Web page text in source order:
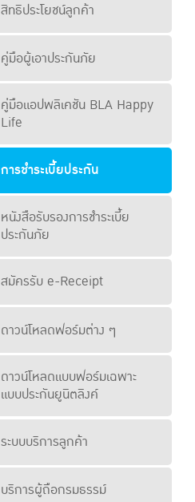
สิทธิประโยชน์ลูกค้า
คู่มือผู้เอาประกันภัย
คู่มือแอปพลิเคชัน BLA Happy
Life
การชำระเบี้ยประกัน
หนังสือรับรองการชำระเบี้ย
ประกันภัย
สมัครรับ e-Receipt
ดาวน์โหลดฟอร์มต่าง ๆ
ดาวน์โหลดแบบฟอร์มเฉพาะ
แบบประกันยูนิตลิงค์
ระบบบริการลูกค้า
บริการผู้ถือกรมธรรม์